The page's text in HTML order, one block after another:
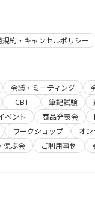
規約・キャンセルポリシー
会議・ミーティング
CBT 筆記試験
ベント 商品発表会
ワークショップ オ
偲ぶ会 ご利用事例